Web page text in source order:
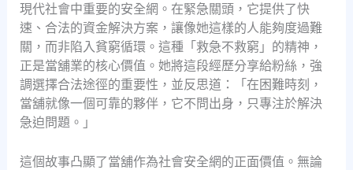
現代社會中重要的安全網。在緊急關頭，它提供了快
速、合法的資金解決方案，讓像她這樣的人能夠度過難
關，而非陷入貧窮循環。這種「救急不救窮」的精神，
正是當舖業的核心價值。她將這段經歷分享給粉絲，強
調選擇合法途徑的重要性，並反思道：「在困難時刻，
當舖就像一個可靠的夥伴，它不問出身，只專注於解決
急迫問題。」
這個故事凸顯了當舖作為社會安全網的正面價值。無論